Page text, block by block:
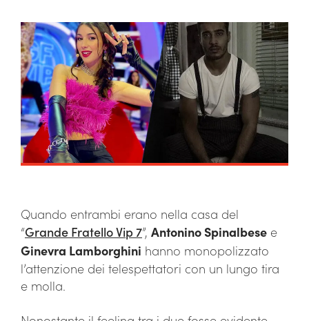
Quando entrambi erano nella casa del
“Grande Fratello Vip 7”, Antonino Spinalbese e
Ginevra Lamborghini hanno monopolizzato
l’attenzione dei telespettatori con un lungo tira
e molla.